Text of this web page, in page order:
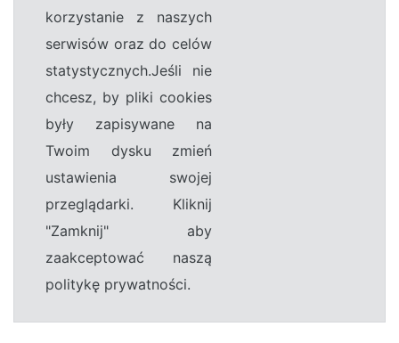
korzystanie z naszych
serwisów oraz do celów
statystycznych.Jeśli nie
chcesz, by pliki cookies
były zapisywane na
Twoim dysku zmień
ustawienia swojej
przeglądarki. Kliknij
"Zamknij" aby
zaakceptować naszą
politykę prywatności.